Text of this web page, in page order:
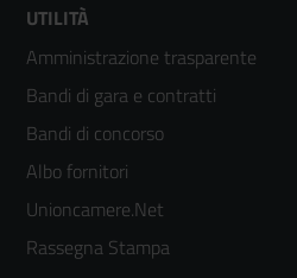
Footer
menù
colonna
2
UTILITÀ
Amministrazione trasparente
Bandi di gara e contratti
Bandi di concorso
Albo fornitori
Unioncamere.Net
Rassegna Stampa